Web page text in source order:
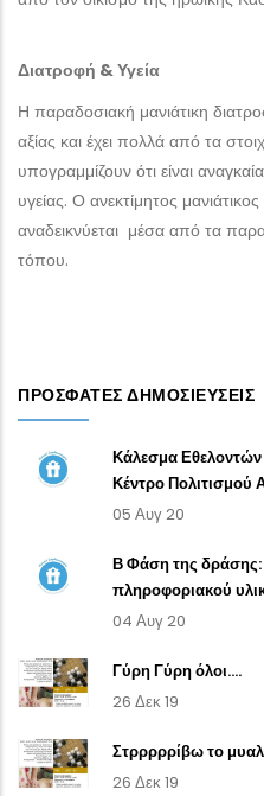
Διατροφή & Υγεία
Η παραδοσιακή μανιάτικη
αξίας και έχει πολλά από τα
υπογραμμίζουν ότι είναι
υγείας. Ο ανεκτίμητος
αναδεικνύεται μέσα από τα
τόπου.
ΠΡΌΣΦΑΤΕΣ ΔΗΜΟΣΙΕΎΣΕΙΣ
Κάλεσμα
Κέντρο Πολιτισμού
05 Αυγ 20
Β Φάση της δράσης:
πληροφοριακού
04 Αυγ 20
Γύρη Γύρη όλοι....
26 Δεκ 19
Στρρρρρίβω το
26 Δεκ 19